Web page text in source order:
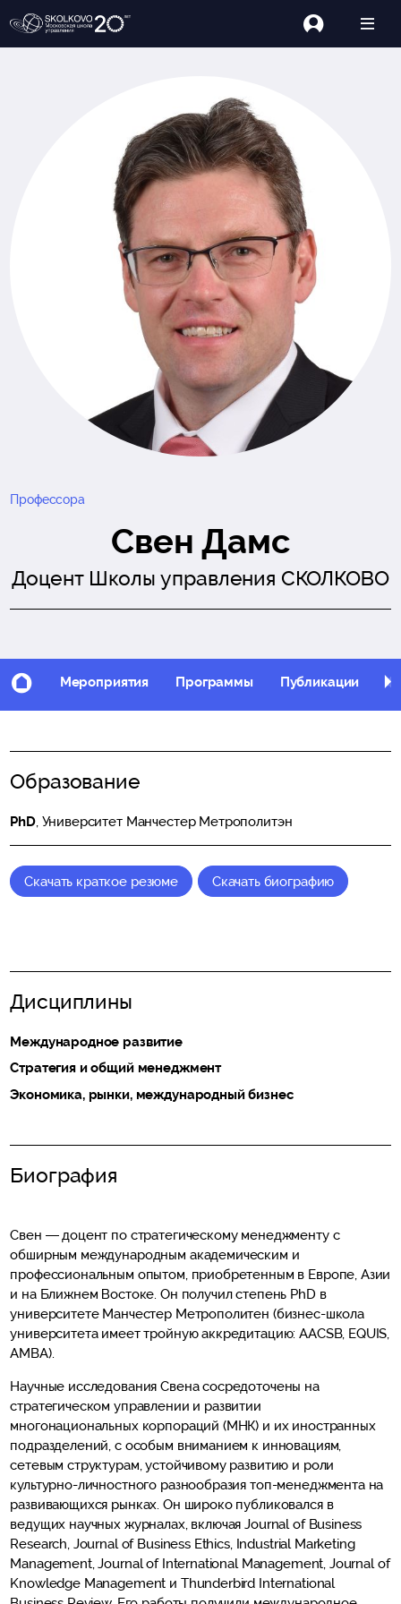
Профессора
Свен Дамс
Доцент Школы управления СКОЛКОВО
Мероприятия Программы Публикации
Образование
PhD, Университет Манчестер Метрополитэн
Скачать краткое резюме Скачать биографию
Дисциплины
Международное развитие
Стратегия и общий менеджмент
Экономика, рынки, международный бизнес
Биография
Свен — доцент по стратегическому менеджменту с
обширным международным академическим и
профессиональным опытом, приобретенным в Европе, Азии
и на Ближнем Востоке. Он получил степень PhD в
университете Манчестер Метрополитен (бизнес-школа
университета имеет тройную аккредитацию: AACSB, EQUIS,
AMBA).
Научные исследования Свена сосредоточены на
стратегическом управлении и развитии
многонациональных корпораций (МНК) и их иностранных
подразделений, с особым вниманием к инновациям,
сетевым структурам, устойчивому развитию и роли
культурно-личностного разнообразия топ-менеджмента на
развивающихся рынках. Он широко публиковался в
ведущих научных журналах, включая Journal of Business
Research, Journal of Business Ethics, Industrial Marketing
Management, Journal of International Management, Journal of
Knowledge Management и Thunderbird International